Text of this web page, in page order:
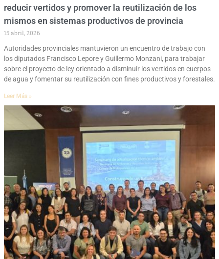
reducir vertidos y promover la reutilización de los
mismos en sistemas productivos de provincia
15 abril, 2026
Autoridades provinciales mantuvieron un encuentro de trabajo con
los diputados Francisco Lepore y Guillermo Monzani, para trabajar
sobre el proyecto de ley orientado a disminuir los vertidos en cuerpos
de agua y fomentar su reutilización con fines productivos y forestales.
Leer Más »